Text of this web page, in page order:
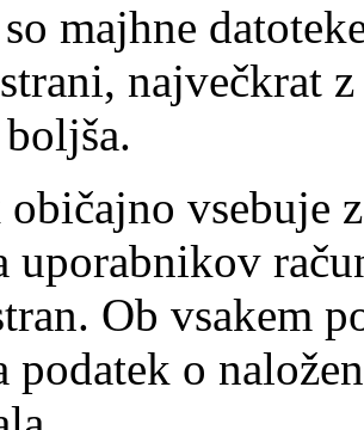
majhne
največkrat
običajno vsebuje
uporabnikov
Ob vsakem
podatek o